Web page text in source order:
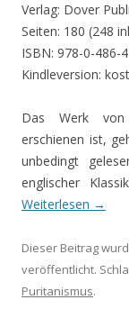
Verlag: Dover
Seiten: 180 (248
ISBN: 978-0-486-
Kindleversion:
Das Werk von
erschienen ist,
unbedingt
englischer
Weiterlesen →
Dieser Beitrag
veröffentlicht.
Puritanismus.